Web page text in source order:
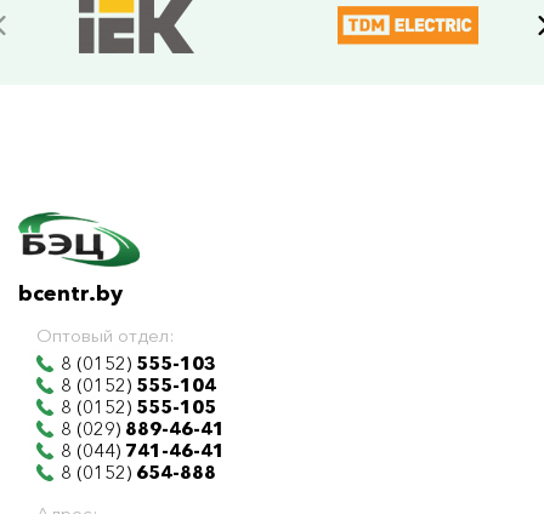
bcentr.by
Оптовый отдел:
8 (0152) 555-103
8 (0152) 555-104
8 (0152) 555-105
8 (029) 889-46-41
8 (044) 741-46-41
8 (0152) 654-888